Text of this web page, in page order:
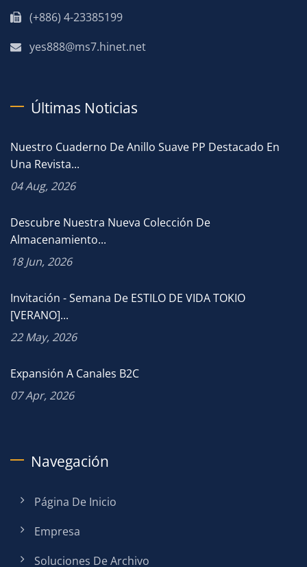
(+886) 4-23385199
yes888@ms7.hinet.net
Últimas Noticias
Nuestro Cuaderno De Anillo Suave PP Destacado En
Una Revista...
04 Aug, 2026
Descubre Nuestra Nueva Colección De
Almacenamiento...
18 Jun, 2026
Invitación - Semana De ESTILO DE VIDA TOKIO
[VERANO]...
22 May, 2026
Expansión A Canales B2C
07 Apr, 2026
Navegación
Página De Inicio
Empresa
Soluciones De Archivo